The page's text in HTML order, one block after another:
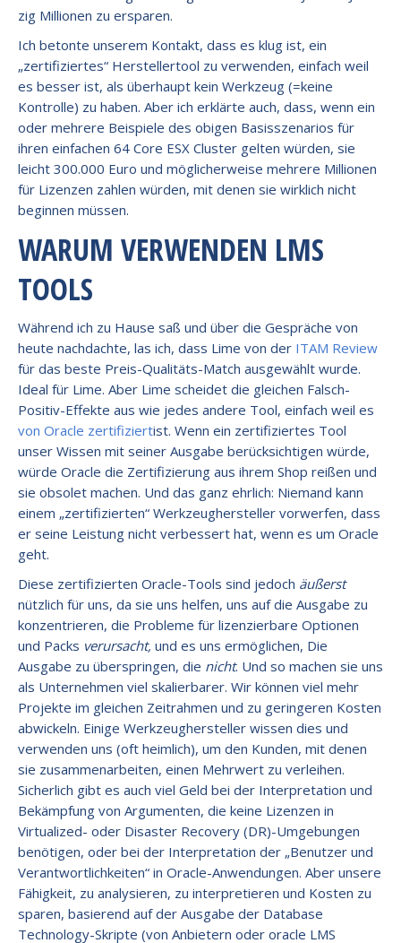
zig Millionen zu ersparen.
Ich betonte unserem Kontakt, dass es klug ist, ein
„zertifiziertes“ Herstellertool zu verwenden, einfach weil
es besser ist, als überhaupt kein Werkzeug (=keine
Kontrolle) zu haben. Aber ich erklärte auch, dass, wenn ein
oder mehrere Beispiele des obigen Basisszenarios für
ihren einfachen 64 Core ESX Cluster gelten würden, sie
leicht 300.000 Euro und möglicherweise mehrere Millionen
für Lizenzen zahlen würden, mit denen sie wirklich nicht
beginnen müssen.
WARUM VERWENDEN LMS
TOOLS
Während ich zu Hause saß und über die Gespräche von
heute nachdachte, las ich, dass Lime von der ITAM Review
für das beste Preis-Qualitäts-Match ausgewählt wurde.
Ideal für Lime. Aber Lime scheidet die gleichen Falsch-
Positiv-Effekte aus wie jedes andere Tool, einfach weil es
von Oracle zertifiziertist. Wenn ein zertifiziertes Tool
unser Wissen mit seiner Ausgabe berücksichtigen würde,
würde Oracle die Zertifizierung aus ihrem Shop reißen und
sie obsolet machen. Und das ganz ehrlich: Niemand kann
einem „zertifizierten“ Werkzeughersteller vorwerfen, dass
er seine Leistung nicht verbessert hat, wenn es um Oracle
geht.
Diese zertifizierten Oracle-Tools sind jedoch äußerst
nützlich für uns, da sie uns helfen, uns auf die Ausgabe zu
konzentrieren, die Probleme für lizenzierbare Optionen
und Packs verursacht, und es uns ermöglichen, Die
Ausgabe zu überspringen, die nicht. Und so machen sie uns
als Unternehmen viel skalierbarer. Wir können viel mehr
Projekte im gleichen Zeitrahmen und zu geringeren Kosten
abwickeln. Einige Werkzeughersteller wissen dies und
verwenden uns (oft heimlich), um den Kunden, mit denen
sie zusammenarbeiten, einen Mehrwert zu verleihen.
Sicherlich gibt es auch viel Geld bei der Interpretation und
Bekämpfung von Argumenten, die keine Lizenzen in
Virtualized- oder Disaster Recovery (DR)-Umgebungen
benötigen, oder bei der Interpretation der „Benutzer und
Verantwortlichkeiten“ in Oracle-Anwendungen. Aber unsere
Fähigkeit, zu analysieren, zu interpretieren und Kosten zu
sparen, basierend auf der Ausgabe der Database
Technology-Skripte (von Anbietern oder oracle LMS